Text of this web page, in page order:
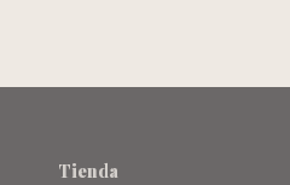
Tienda